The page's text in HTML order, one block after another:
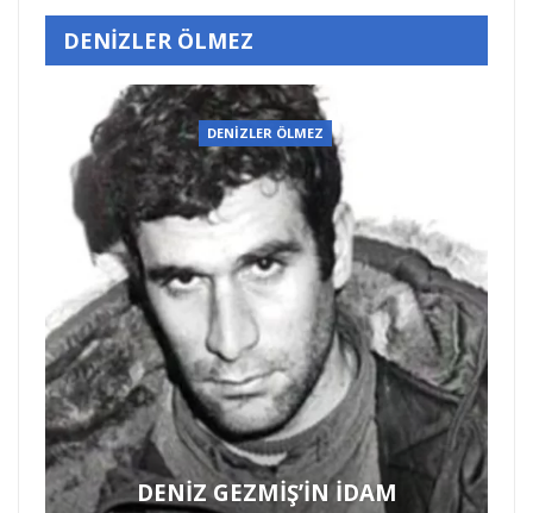
DENİZLER ÖLMEZ
DENİZLER ÖLMEZ
DENİZ GEZMİŞ’İN İDAM